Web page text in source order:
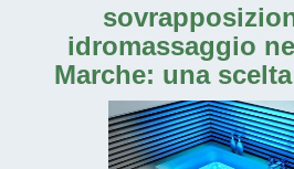
idromassaggio
Marche: una